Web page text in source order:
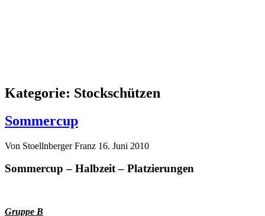
Kategorie: Stockschützen
Sommercup
Von Stoellnberger Franz 16. Juni 2010
Sommercup – Halbzeit – Platzierungen
Gruppe B